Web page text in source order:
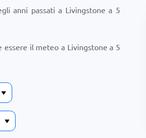
anni passati a Livingstone a 5
il meteo a Livingstone a 5